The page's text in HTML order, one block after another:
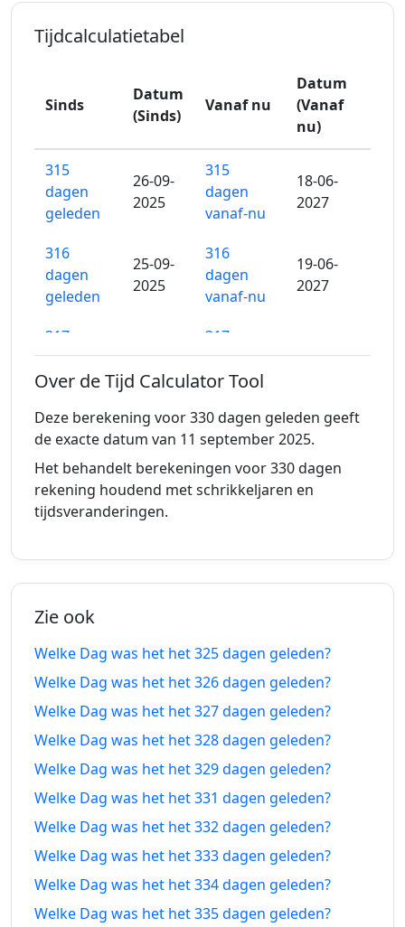
Tijdcalculatietabel
Sinds
Datum
(Sinds)
Vanaf nu
Datum
(Vanaf
nu)
315
dagen
geleden
26-09-
2025
315
dagen
vanaf-nu
18-06-
2027
316
dagen
geleden
25-09-
2025
316
dagen
vanaf-nu
19-06-
2027
317
dagen
geleden
317
dagen
vanaf-nu
318
dagen
geleden
23-09-
318
dagen
vanaf-nu
21-06-
319
dagen
22-09-
320
dagen
geleden
320
dagen
geleden
20-09-
2025
dagen
vanaf-nu
24-06-
2027
322
dagen
geleden
19-09-
322
dagen
vanaf-nu
25-06-
323
dagen
geleden
18-09-
2025
323
dagen
vanaf-nu
26-06-
2027
324
324
Over de Tijd Calculator Tool
Deze berekening voor 330 dagen geleden geeft
de exacte datum van 11 september 2025.
Het behandelt berekeningen voor 330 dagen
rekening houdend met schrikkeljaren en
tijdsveranderingen.
Zie ook
Welke Dag was het het 325 dagen geleden?
Welke Dag was het het 326 dagen geleden?
Welke Dag was het het 327 dagen geleden?
Welke Dag was het het 328 dagen geleden?
Welke Dag was het het 329 dagen geleden?
Welke Dag was het het 331 dagen geleden?
Welke Dag was het het 332 dagen geleden?
Welke Dag was het het 333 dagen geleden?
Welke Dag was het het 334 dagen geleden?
Welke Dag was het het 335 dagen geleden?